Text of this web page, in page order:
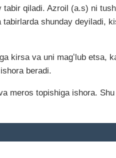
qiladi. Azroil (a.s) ni
shunday deyiladi,
kirsa va uni magʻlub
beradi.
meros topishiga ishora.